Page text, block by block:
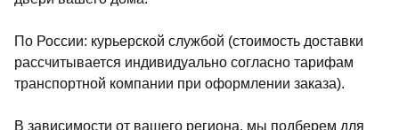
По России: курьерской службой (стоимость доставки
рассчитывается индивидуально согласно тарифам
транспортной компании при оформлении заказа).
В зависимости от вашего региона, мы подберем для